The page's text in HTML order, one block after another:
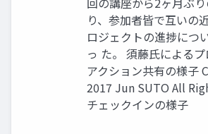
り、参加者皆で互いの
ロジェクトの進捗につ
っ た。 須藤氏による
アクション共有の様子
2017 Jun SUTO All
チェックインの様子